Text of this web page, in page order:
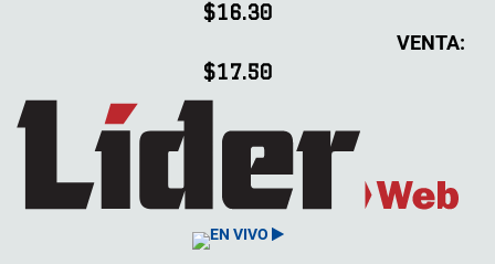
$16.30
VENTA:
$17.50
EN VIVO